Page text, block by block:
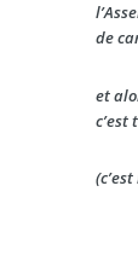
de
et